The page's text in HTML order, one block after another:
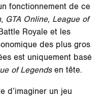
fonctionnement de ce
, GTA Online, League of
Royale et les
des plus gros
est uniquement basé
of Legendsen tête.
d’imaginer un jeu